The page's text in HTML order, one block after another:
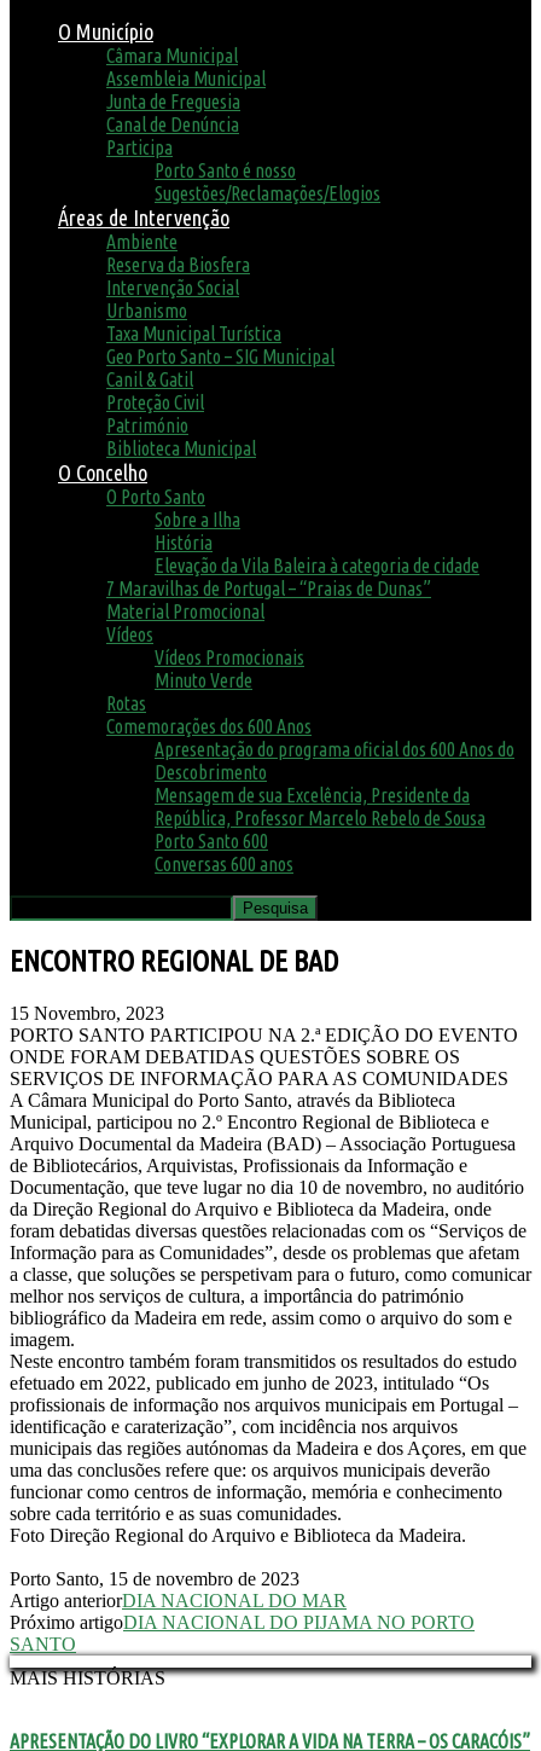
O Município
Câmara Municipal
Assembleia Municipal
Junta de Freguesia
Canal de Denúncia
Participa
Porto Santo é nosso
Sugestões/Reclamações/Elogios
Áreas de Intervenção
Ambiente
Reserva da Biosfera
Intervenção Social
Urbanismo
Taxa Municipal Turística
Geo Porto Santo – SIG Municipal
Canil & Gatil
Proteção Civil
Património
Biblioteca Municipal
O Concelho
O Porto Santo
Sobre a Ilha
História
Elevação da Vila Baleira à categoria de cidade
7 Maravilhas de Portugal – “Praias de Dunas”
Material Promocional
Vídeos
Vídeos Promocionais
Minuto Verde
Rotas
Comemorações dos 600 Anos
Apresentação do programa oficial dos 600 Anos do
Descobrimento
Mensagem de sua Excelência, Presidente da
República, Professor Marcelo Rebelo de Sousa
Porto Santo 600
Conversas 600 anos
ENCONTRO REGIONAL DE BAD
15 Novembro, 2023
PORTO SANTO PARTICIPOU NA 2.ª EDIÇÃO DO EVENTO
ONDE FORAM DEBATIDAS QUESTÕES SOBRE OS
SERVIÇOS DE INFORMAÇÃO PARA AS COMUNIDADES
A Câmara Municipal do Porto Santo, através da Biblioteca
Municipal, participou no 2.º Encontro Regional de Biblioteca e
Arquivo Documental da Madeira (BAD) – Associação Portuguesa
de Bibliotecários, Arquivistas, Profissionais da Informação e
Documentação, que teve lugar no dia 10 de novembro, no auditório
da Direção Regional do Arquivo e Biblioteca da Madeira, onde
foram debatidas diversas questões relacionadas com os “Serviços de
Informação para as Comunidades”, desde os problemas que afetam
a classe, que soluções se perspetivam para o futuro, como comunicar
melhor nos serviços de cultura, a importância do património
bibliográfico da Madeira em rede, assim como o arquivo do som e
imagem.
Neste encontro também foram transmitidos os resultados do estudo
efetuado em 2022, publicado em junho de 2023, intitulado “Os
profissionais de informação nos arquivos municipais em Portugal –
identificação e caraterização”, com incidência nos arquivos
municipais das regiões autónomas da Madeira e dos Açores, em que
uma das conclusões refere que: os arquivos municipais deverão
funcionar como centros de informação, memória e conhecimento
sobre cada território e as suas comunidades.
Foto Direção Regional do Arquivo e Biblioteca da Madeira.
Porto Santo, 15 de novembro de 2023
Artigo anteriorDIA NACIONAL DO MAR
Próximo artigoDIA NACIONAL DO PIJAMA NO PORTO
SANTO
MAIS HISTÓRIAS
APRESENTAÇÃO DO LIVRO “EXPLORAR A VIDA NA TERRA – OS CARACÓIS”